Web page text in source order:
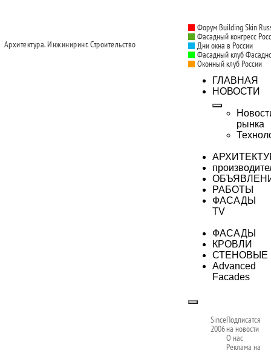
Архитектура. Инжиниринг. Строительство
Форум Building Skin
Фасадный конгресс
Дни окна в России
Фасадный клуб
Оконный клуб России
ГЛАВНАЯ
НОВОСТИ
рынка
РАБОТЫ
ФАСАДЫ
TV
ФАСАДЫ
КРОВЛИ
СТЕНОВЫЕ
Advanced
Facades
Since
2006
Подписатся
на новости
О нас
Реклама на